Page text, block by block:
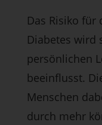
Das Risiko für
Diabetes wird
persönlichen
beeinflusst.
Menschen
durch mehr